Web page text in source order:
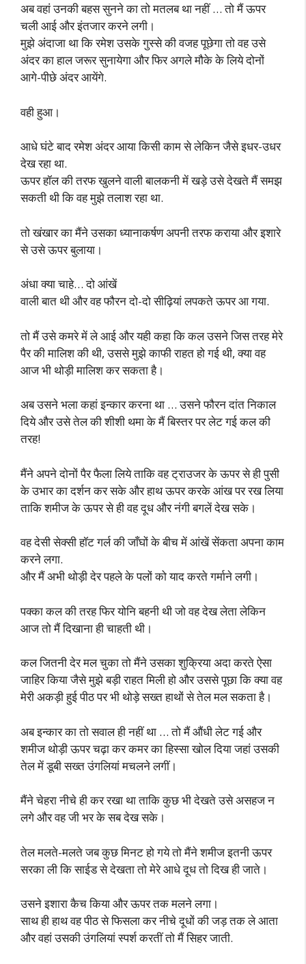
अब वहां उनकी बहस सुनने का तो मतलब था नहीं … तो मैं ऊपर
चली आई और इंतजार करने लगी।
मुझे अंदाजा था कि रमेश उसके गुस्से की वजह पूछेगा तो वह उसे
अंदर का हाल जरूर सुनायेगा और फिर अगले मौके के लिये दोनों
आगे-पीछे अंदर आयेंगे.
वही हुआ।
आधे घंटे बाद रमेश अंदर आया किसी काम से लेकिन जैसे इधर-उधर
देख रहा था.
ऊपर हॉल की तरफ खुलने वाली बालकनी में खड़े उसे देखते मैं समझ
सकती थी कि वह मुझे तलाश रहा था.
तो खंखार का मैंने उसका ध्यानाकर्षण अपनी तरफ कराया और इशारे
से उसे ऊपर बुलाया।
अंधा क्या चाहे… दो आंखें
वाली बात थी और वह फौरन दो-दो सीढ़ियां लपकते ऊपर आ गया.
तो मैं उसे कमरे में ले आई और यही कहा कि कल उसने जिस तरह मेरे
पैर की मालिश की थी, उससे मुझे काफी राहत हो गई थी, क्या वह
आज भी थोड़ी मालिश कर सकता है।
अब उसने भला कहां इन्कार करना था … उसने फौरन दांत निकाल
दिये और उसे तेल की शीशी थमा के मैं बिस्तर पर लेट गई कल की
तरह!
मैंने अपने दोनों पैर फैला लिये ताकि वह ट्राउजर के ऊपर से ही पुसी
के उभार का दर्शन कर सके और हाथ ऊपर करके आंख पर रख लिया
ताकि शमीज के ऊपर से ही वह दूध और नंगी बगलें देख सके।
वह देसी सेक्सी हॉट गर्ल की जाँघों के बीच में आंखें सेंकता अपना काम
करने लगा.
और मैं अभी थोड़ी देर पहले के पलों को याद करते गर्माने लगी।
पक्का कल की तरह फिर योनि बहनी थी जो वह देख लेता लेकिन
आज तो मैं दिखाना ही चाहती थी।
कल जितनी देर मल चुका तो मैंने उसका शुक्रिया अदा करते ऐसा
जाहिर किया जैसे मुझे बड़ी राहत मिली हो और उससे पूछा कि क्या वह
मेरी अकड़ी हुई पीठ पर भी थोड़े सख्त हाथों से तेल मल सकता है।
अब इन्कार का तो सवाल ही नहीं था … तो मैं औंधी लेट गई और
शमीज थोड़ी ऊपर चढ़ा कर कमर का हिस्सा खोल दिया जहां उसकी
तेल में डूबी सख्त उंगलियां मचलने लगीं।
मैंने चेहरा नीचे ही कर रखा था ताकि कुछ भी देखते उसे असहज न
लगे और वह जी भर के सब देख सके।
तेल मलते-मलते जब कुछ मिनट हो गये तो मैंने शमीज इतनी ऊपर
सरका ली कि साईड से देखता तो मेरे आधे दूध तो दिख ही जाते।
उसने इशारा कैच किया और ऊपर तक मलने लगा।
साथ ही हाथ वह पीठ से फिसला कर नीचे दूधों की जड़ तक ले आता
और वहां उसकी उंगलियां स्पर्श करतीं तो मैं सिहर जाती.